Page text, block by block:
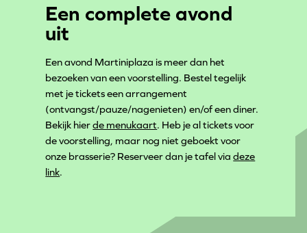
Een complete avond
uit
Een avond Martiniplaza is meer dan het
bezoeken van een voorstelling. Bestel tegelijk
met je tickets een arrangement
(ontvangst/pauze/nagenieten) en/of een diner.
Bekijk hierde menukaart. Heb je al tickets voor
de voorstelling, maar nog niet geboekt voor
onze brasserie? Reserveer dan je tafel viadeze
link.